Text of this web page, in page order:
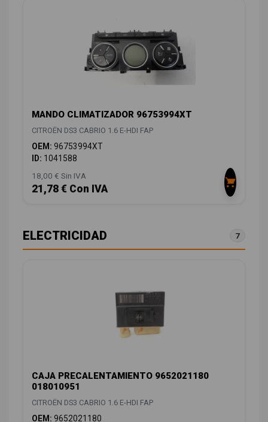
MANDO CLIMATIZADOR 96753994XT
CITROËN DS3 CABRIO 1.6 E-HDI FAP
OEM: 96753994XT
ID: 1041588
18,00 € Sin IVA
21,78 € Con IVA
ELECTRICIDAD 7
CAJA PRECALENTAMIENTO 9652021180
018010951
CITROËN DS3 CABRIO 1.6 E-HDI FAP
OEM: 9652021180